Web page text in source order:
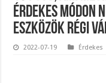
érdekes módon
eszközök régi
2022-07-19 Érdekes